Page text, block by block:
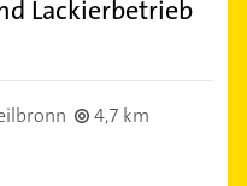
Lackierbetrieb
4,7 km